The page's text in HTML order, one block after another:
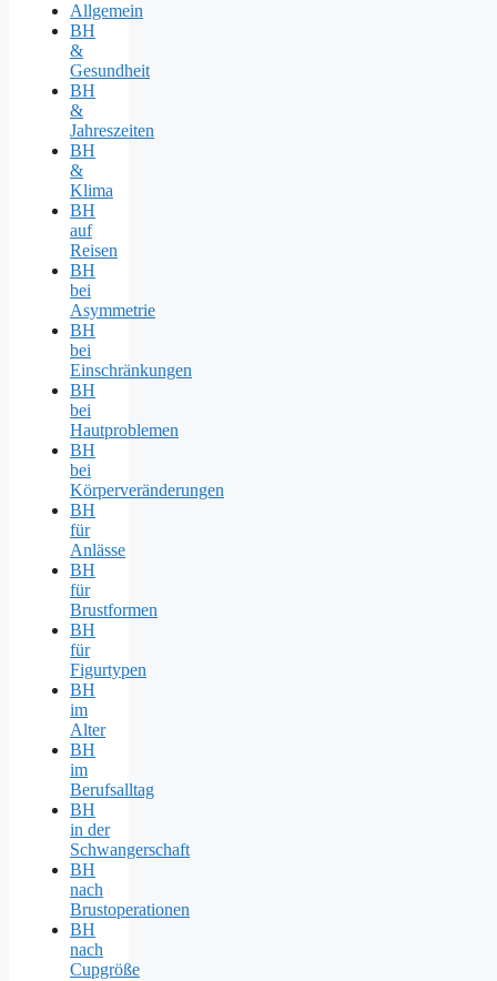
Allgemein
BH
&
Gesundheit
BH
&
Jahreszeiten
BH
&
Klima
BH
auf
Reisen
BH
bei
Asymmetrie
BH
bei
Einschränkungen
BH
bei
Hautproblemen
BH
bei
Körperveränderungen
BH
für
Anlässe
BH
für
Brustformen
BH
für
Figurtypen
BH
im
Alter
BH
im
Berufsalltag
BH
in der
Schwangerschaft
BH
nach
Brustoperationen
BH
nach
Cupgröße